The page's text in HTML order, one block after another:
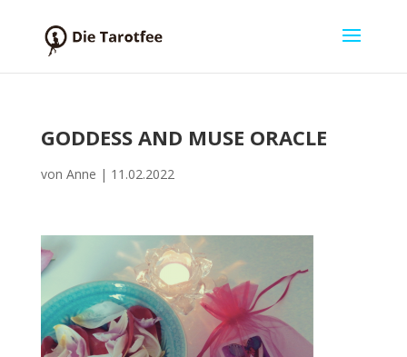
GODDESS AND MUSE ORACLE
von Anne | 11.02.2022